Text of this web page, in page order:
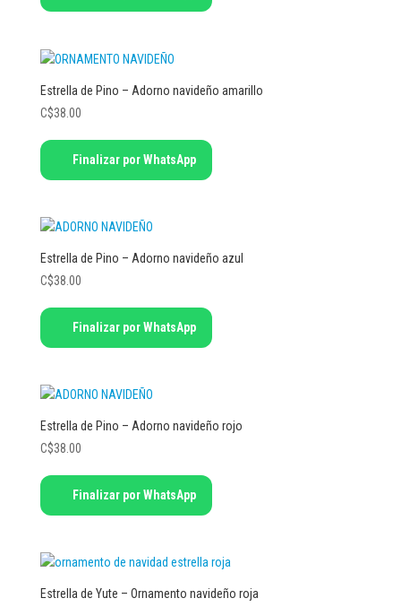
Estrella de Pino – Adorno navideño amarillo
C$38.00
Finalizar por WhatsApp
Estrella de Pino – Adorno navideño azul
C$38.00
Finalizar por WhatsApp
Estrella de Pino – Adorno navideño rojo
C$38.00
Finalizar por WhatsApp
Estrella de Yute – Ornamento navideño roja